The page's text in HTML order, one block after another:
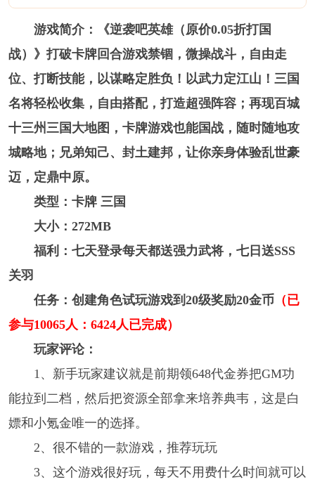
游戏简介：《逆袭吧英雄（原价0.05折打国
战）》打破卡牌回合游戏禁锢，微操战斗，自由走
位、打断技能，以谋略定胜负！以武力定江山！三国
名将轻松收集，自由搭配，打造超强阵容；再现百城
十三州三国大地图，卡牌游戏也能国战，随时随地攻
城略地；兄弟知己、封土建邦，让你亲身体验乱世豪
迈，定鼎中原。
类型：卡牌 三国
大小：272MB
福利：七天登录每天都送强力武将，七日送SSS
关羽
任务：创建角色试玩游戏到20级奖励20金币 （已
参与10065人：6424人已完成）
玩家评论：
1、新手玩家建议就是前期领648代金券把GM功
能拉到二档，然后把资源全部拿来培养典韦，这是白
嫖和小氪金唯一的选择。
2、很不错的一款游戏，推荐玩玩
3、这个游戏很好玩，每天不用费什么时间就可以